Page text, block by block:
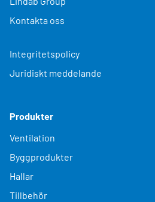
Kontakta oss
Integritetspolicy
Juridiskt meddelande
Produkter
Ventilation
Byggprodukter
Hallar
Tillbehör